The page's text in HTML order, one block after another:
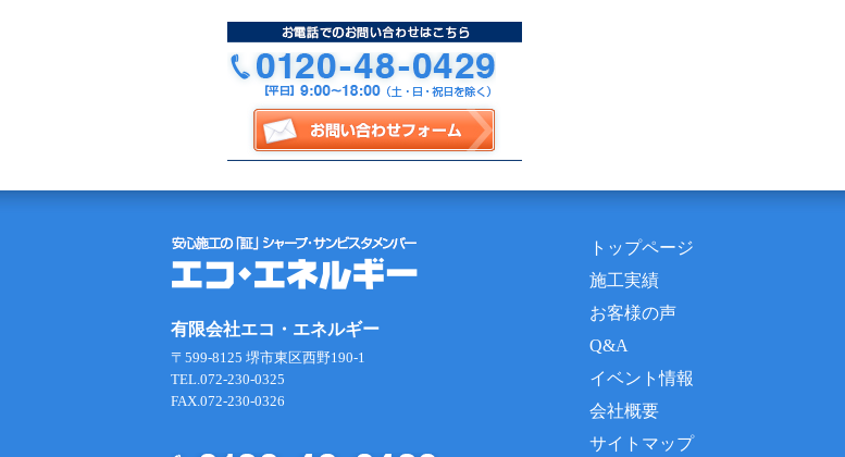
有限会社エコ・エネルギー
〒599-8125 堺市東区西野190-1
TEL.072-230-0325
FAX.072-230-0326
トップページ
施工実績
お客様の声
Q&A
イベント情報
会社概要
サイトマップ